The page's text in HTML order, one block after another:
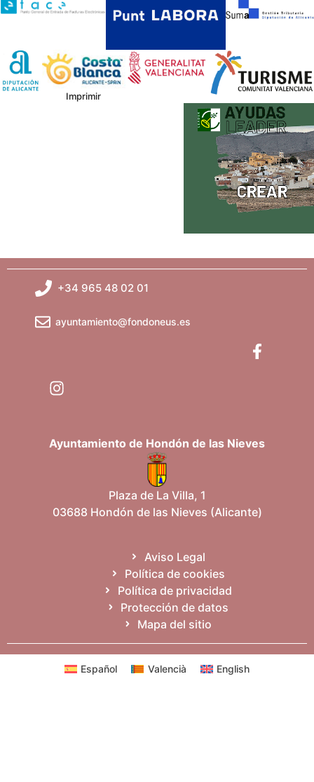
Imprimir
+34 965 48 02 01
ayuntamiento@fondoneus.es
Ayuntamiento de Hondón de las Nieves
Plaza de La Villa, 1
03688 Hondón de las Nieves (Alicante)
Aviso Legal
Política de cookies
Política de privacidad
Protección de datos
Mapa del sitio
Español Valencià English